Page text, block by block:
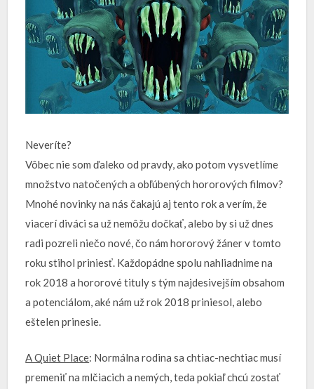
Neveríte?
Vôbec nie som ďaleko od pravdy, ako potom vysvetlíme
množstvo natočených a obľúbených hororových filmov?
Mnohé novinky na nás čakajú aj tento rok a verím, že
viacerí diváci sa už nemôžu dočkať, alebo by si už dnes
radi pozreli niečo nové, čo nám hororový žáner v tomto
roku stihol priniesť. Každopádne spolu nahliadnime na
rok 2018 a hororové tituly s tým najdesivejším obsahom
a potenciálom, aké nám už rok 2018 priniesol, alebo
eštelen prinesie.
A Quiet Place: Normálna rodina sa chtiac-nechtiac musí
premeniť na mlčiacich a nemých, teda pokiaľ chcú zostať